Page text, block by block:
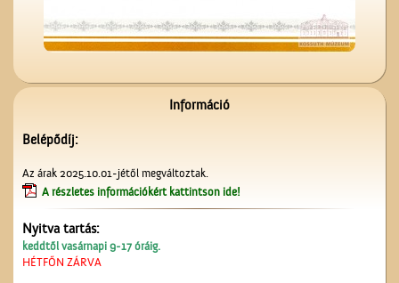
székháza
A ceglédi Vasutas
Dalkarról
Információ
Belépődíj:
Az árak 2025.10.01-jétől megváltoztak.
A részletes információkért kattintson ide!
Nyitva tartás:
keddtől vasárnapi 9-17 óráig.
HÉTFŐN ZÁRVA